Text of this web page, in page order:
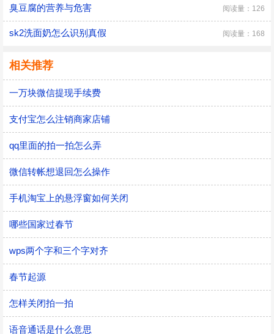
臭豆腐的营养与危害 阅读量：126
sk2洗面奶怎么识别真假 阅读量：168
相关推荐
一万块微信提现手续费
支付宝怎么注销商家店铺
qq里面的拍一拍怎么弄
微信转帐想退回怎么操作
手机淘宝上的悬浮窗如何关闭
哪些国家过春节
wps两个字和三个字对齐
春节起源
怎样关闭拍一拍
语音通话是什么意思